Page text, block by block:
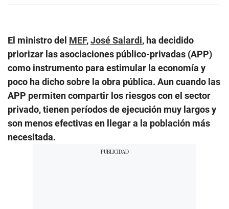
El ministro del MEF,José Salardi, ha decidido
priorizar las asociaciones público-privadas (APP)
como instrumento para estimular la economía y
poco ha dicho sobre la obra pública. Aun cuando las
APP permiten compartir los riesgos con el sector
privado, tienen períodos de ejecución muy largos y
son menos efectivas en llegar a la población más
necesitada.